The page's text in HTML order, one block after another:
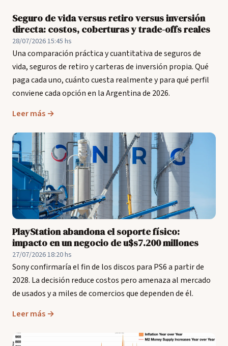
Seguro de vida versus retiro versus inversión
directa: costos, coberturas y trade-offs reales
28/07/2026 15:45 hs
Una comparación práctica y cuantitativa de seguros de
vida, seguros de retiro y carteras de inversión propia. Qué
paga cada uno, cuánto cuesta realmente y para qué perfil
conviene cada opción en la Argentina de 2026.
Leer más →
PlayStation abandona el soporte físico:
impacto en un negocio de u$s7.200 millones
27/07/2026 18:20 hs
Sony confirmaría el fin de los discos para PS6 a partir de
2028. La decisión reduce costos pero amenaza al mercado
de usados y a miles de comercios que dependen de él.
Leer más →